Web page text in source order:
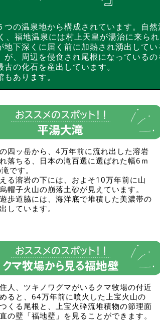
の温泉地から構成されています。自然
福地温泉には村上天皇が湯治に来られ
下深くに届く前に加熱され湧出してい
、周辺を侵食され尾根になっているの
の化石を産出しています。
あります。
四ッ岳から、4万年前に流れ出した溶岩
落ちる、日本の滝百選に選ばれた幅6ｍ
です。
る溶岩の下には、およそ10万年前に山
帽子火山の崩落土砂が見えています。
歩道脇には、海洋底で堆積した美濃帯の
しています。
人、ツキノワグマがいるクマ牧場の付近
ると、64万年前に噴火した上宝火山の
くる尾根と、上宝火砕流堆積物の節理面
の壁「福地壁」を見ることができます。